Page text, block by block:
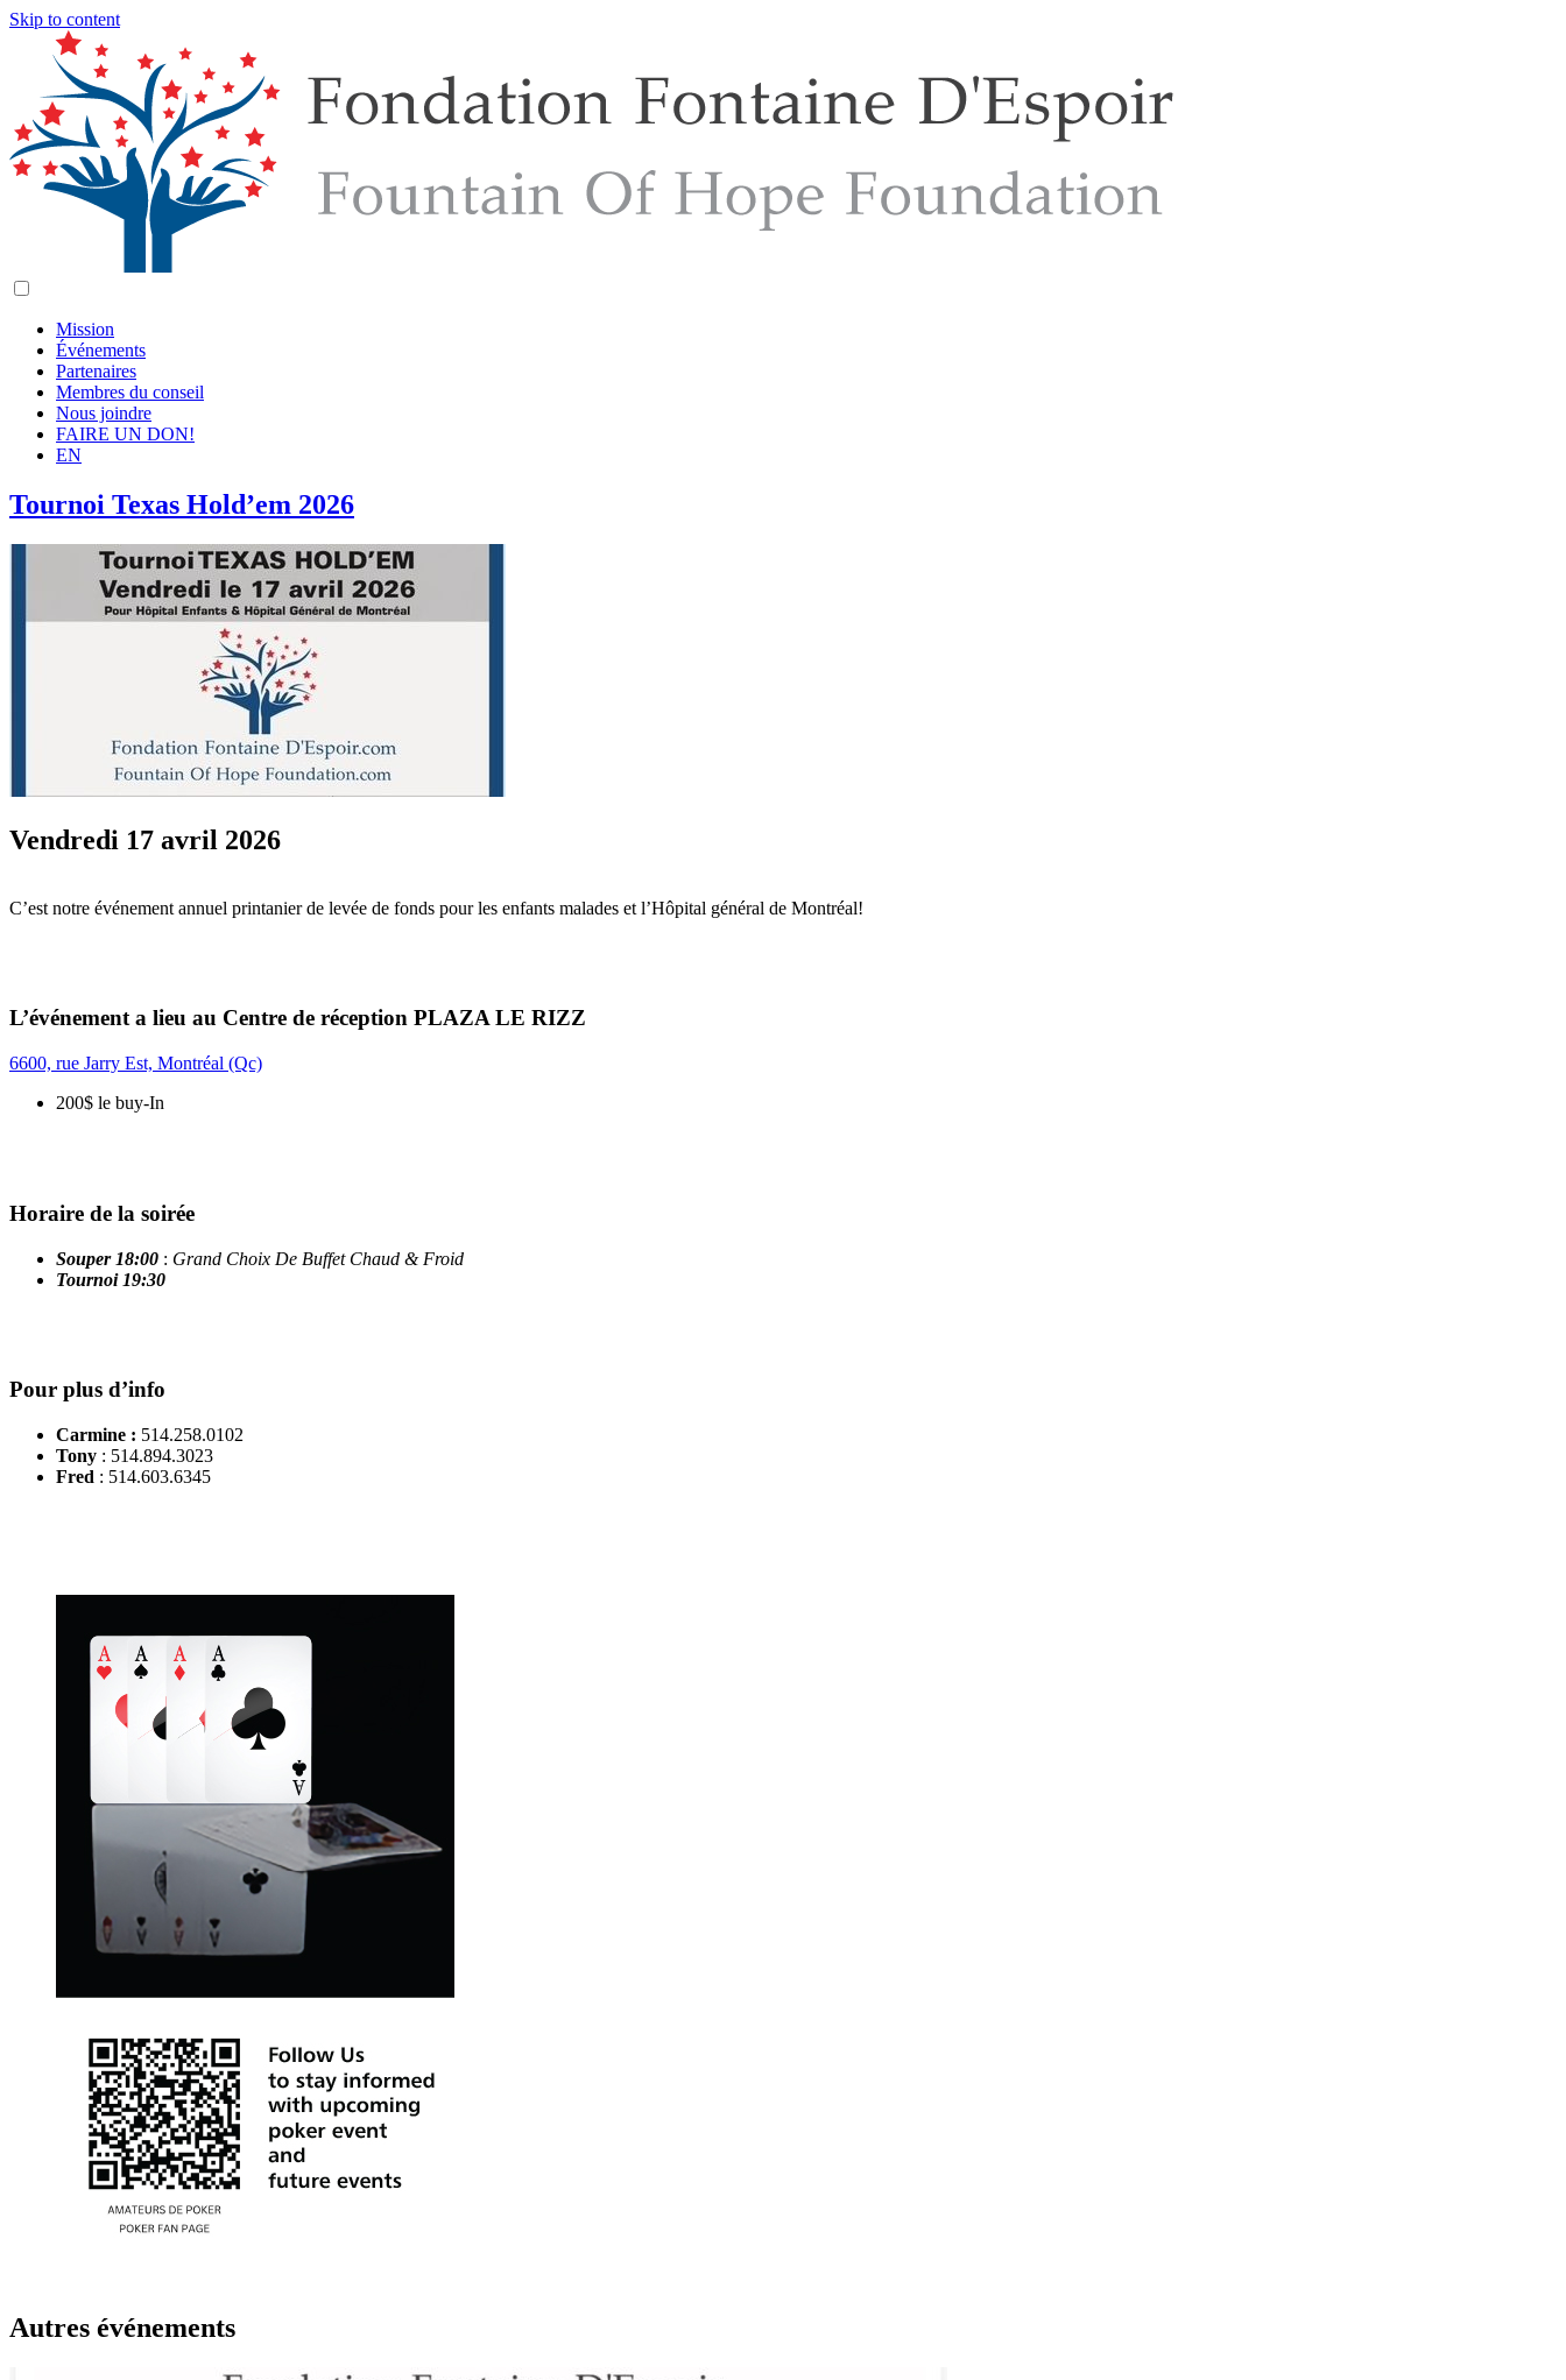
Skip to content
Mission
Événements
Partenaires
Membres du conseil
Nous joindre
FAIRE UN DON!
EN
Tournoi Texas Hold’em 2026
Vendredi 17 avril 2026
C’est notre événement annuel printanier de levée de fonds pour les enfants malades et l’Hôpital général de Montréal!
L’événement a lieu au Centre de réception PLAZA LE RIZZ
6600, rue Jarry Est, Montréal (Qc)
200$ le buy-In
Horaire de la soirée
Souper 18:00 : Grand Choix De Buffet Chaud & Froid
Tournoi 19:30
Pour plus d’info
Carmine : 514.258.0102
Tony : 514.894.3023
Fred : 514.603.6345
Autres événements